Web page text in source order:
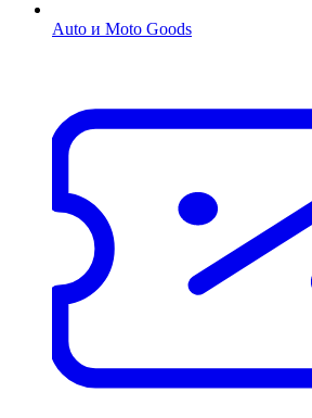
Auto и Moto Goods